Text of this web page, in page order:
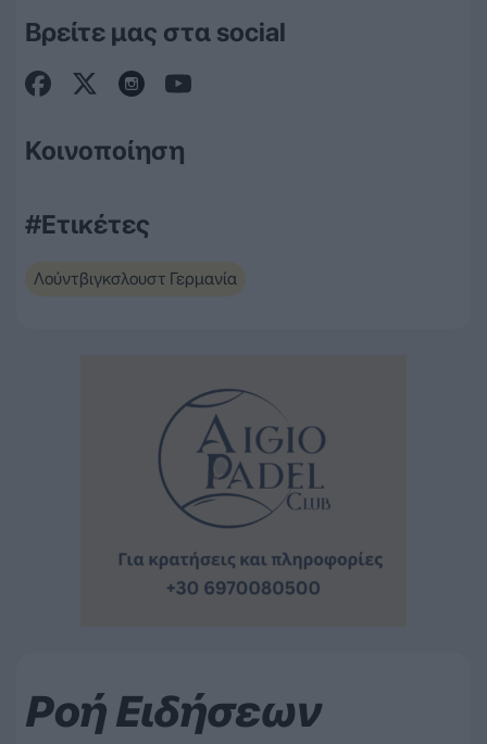
Βρείτε μας στα social
Κοινοποίηση
#Ετικέτες
Λούντβιγκσλουστ Γερμανία
Ροή Ειδήσεων